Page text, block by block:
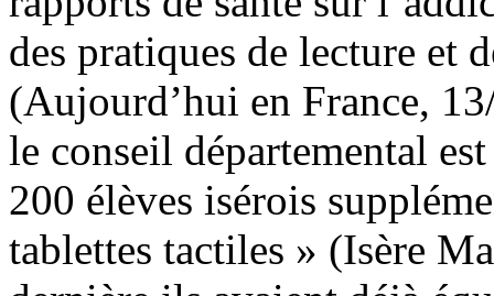
des pratiques de lecture et
(Aujourd’hui en France,
le conseil départemental
200 élèves isérois
tablettes tactiles » (Isère